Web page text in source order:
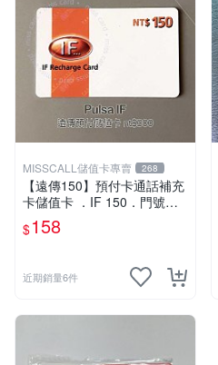
MISSCALL儲值卡專賣 268
【遠傳150】預付卡通話補充
卡儲值卡 ．IF 150．門號延
展ifu⚡MissCall儲值卡專賣
$158
近期銷量6件